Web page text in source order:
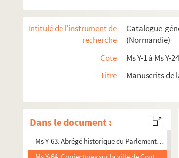
Intitulé de l'instrument de
recherche
Catalogue
(Normandie)
Cote
Ms Y-1 à Ms Y-
Titre
Manuscrits de
Dans le document :
Ms Y-57 et 57 a. Notes et pièces concernant
Ms Y-58. Missale Gemmeticense
Ms Y-61. Catalogue (raisonné et critique) de
Ms Y-62. La recherche de la noblesse de
Ms Y-62 a. Missale Ebroicense, cum calendario
Ms Y-63. Abrégé historique du Parlement de